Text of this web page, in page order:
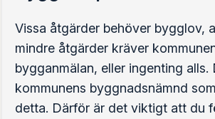
Vissa åtgärder behöver bygglov,
mindre åtgärder kräver
bygganmälan, eller ingenting alls.
kommunens byggnadsnämnd
detta. Därför är det viktigt att du